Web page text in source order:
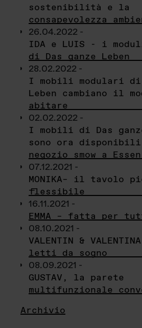
sostenibilità e la
consapevolezza
26.04.2022 -
IDA e LUIS - i
di Das ganze Leben
28.02.2022 -
I mobili modulari di
Leben cambiano il
abitare
02.02.2022 -
I mobili di Das
sono ora
negozio smow a Essen
07.12.2021 -
MONIKA– il tavolo
flessibile
16.11.2021 -
EMMA – fatta per
08.10.2021 -
VALENTIN &
letti da sogno
08.09.2021 -
GUSTAV, la parete
multifunzionale
Archivio